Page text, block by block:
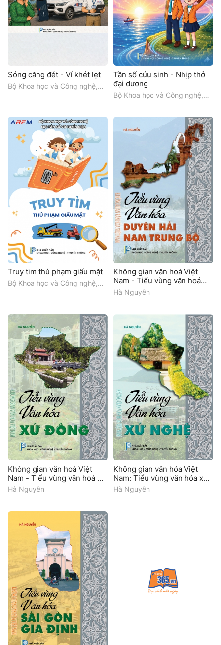
Sóng căng đét - Ví khét lẹt
Bộ Khoa học và Công nghệ,
Tần số cứu sinh - Nhịp thở
đại dương
Bộ Khoa học và Công nghệ,
Truy tìm thủ phạm giấu mặt
Bộ Khoa học và Công nghệ,
Không gian văn hoá Việt
Nam - Tiểu vùng văn hoá
Duyên hải Nam Trung Bộ
Hà Nguyễn
Không gian văn hoá Việt
Nam - Tiểu vùng văn hoá Xứ
Đông
Hà Nguyễn
Không gian văn hóa Việt
Nam: Tiểu vùng văn hóa xứ
Nghệ
Hà Nguyễn